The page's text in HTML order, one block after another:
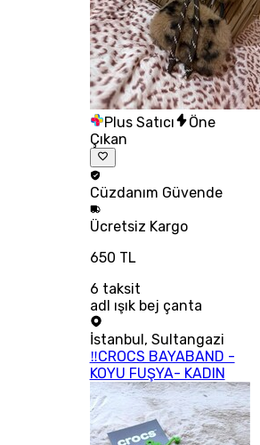
Plus Satıcı
Öne
Çıkan
Cüzdanım Güvende
Ücretsiz Kargo
650 TL
6 taksit
adl ışık bej çanta
İstanbul , Sultangazi
‼CROCS BAYABAND -
KOYU FUŞYA- KADIN